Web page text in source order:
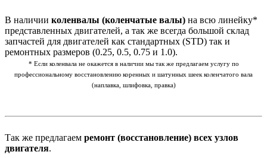
В наличии коленвалы (коленчатые валы) на всю линейку*
представленных двигателей, а так же всегда большой склад
запчастей для двигателей как стандартных (STD) так и
ремонтных размеров (0.25, 0.5, 0.75 и 1.0).
* Если коленвала не окажется в наличии мы так же предлагаем услугу по
профессиональному восстановлению коренных и шатунных шеек коленчатого вала
(наплавка, шлифовка, правка)
Так же предлагаем ремонт (восстановление) всех узлов
двигателя.